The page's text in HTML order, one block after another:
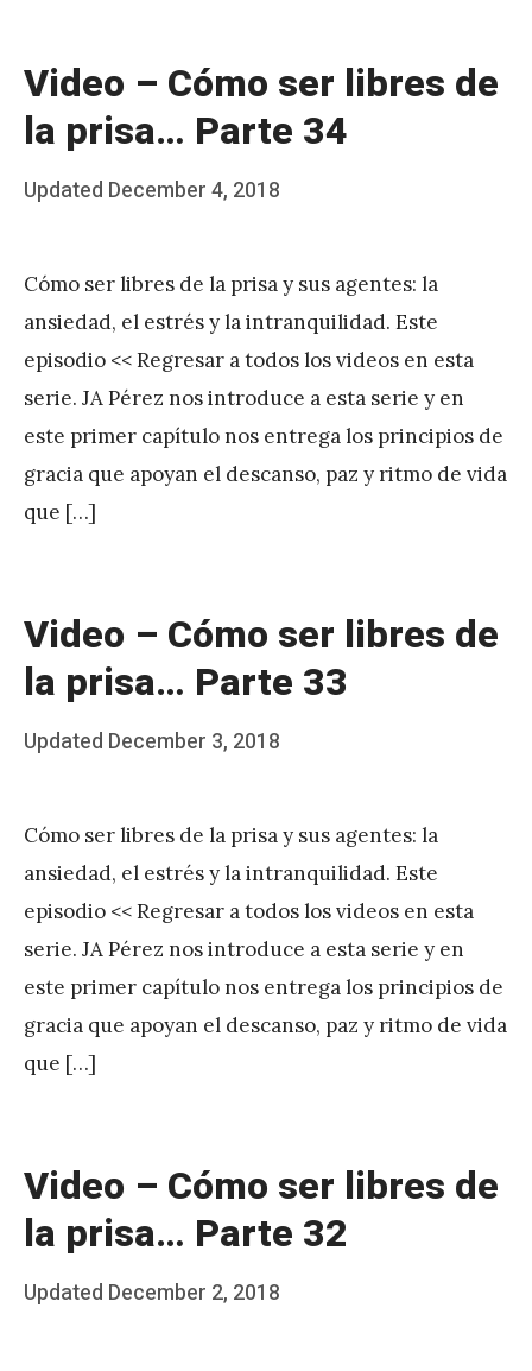
Video – Cómo ser libres de
la prisa… Parte 34
Posted
Updated December 4, 2018
b
J
A
P
é
r
e
z
Cómo ser libres de la prisa y sus agentes: la
ansiedad, el estrés y la intranquilidad. Este
episodio << Regresar a todos los videos en esta
serie. JA Pérez nos introduce a esta serie y en
este primer capítulo nos entrega los principios de
gracia que apoyan el descanso, paz y ritmo de vida
que […]
Video – Cómo ser libres de
la prisa… Parte 33
Posted
Updated December 3, 2018
b
J
A
P
é
r
e
z
Cómo ser libres de la prisa y sus agentes: la
ansiedad, el estrés y la intranquilidad. Este
episodio << Regresar a todos los videos en esta
serie. JA Pérez nos introduce a esta serie y en
este primer capítulo nos entrega los principios de
gracia que apoyan el descanso, paz y ritmo de vida
que […]
Video – Cómo ser libres de
la prisa… Parte 32
Posted
Updated December 2, 2018
b